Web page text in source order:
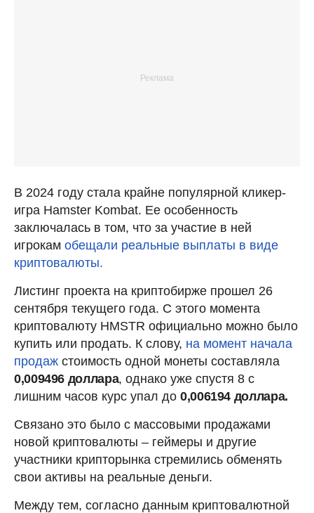
В 2024 году стала крайне популярной кликер-
игра Hamster Kombat. Ее особенность
заключалась в том, что за участие в ней
игрокам обещали реальные выплаты в виде
криптовалюты.
Листинг проекта на криптобирже прошел 26
сентября текущего года. С этого момента
криптовалюту HMSTR официально можно было
купить или продать. К слову, на момент начала
продаж стоимость одной монеты составляла
0,009496 доллара, однако уже спустя 8 с
лишним часов курс упал до 0,006194 доллара.
Связано это было с массовыми продажами
новой криптовалюты – геймеры и другие
участники крипторынка стремились обменять
свои активы на реальные деньги.
Между тем, согласно данным криптовалютной